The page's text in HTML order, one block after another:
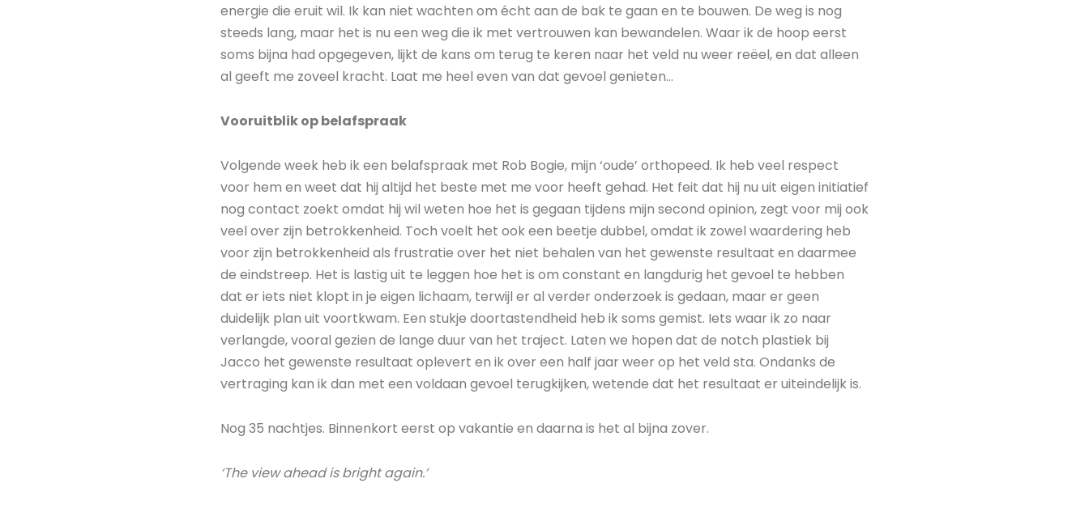
energie die eruit wil. Ik kan niet wachten om écht aan de bak te gaan en te bouwen. De weg is nog
steeds lang, maar het is nu een weg die ik met vertrouwen kan bewandelen. Waar ik de hoop eerst
soms bijna had opgegeven, lijkt de kans om terug te keren naar het veld nu weer reëel, en dat alleen
al geeft me zoveel kracht. Laat me heel even van dat gevoel genieten…
Vooruitblik op belafspraak
Volgende week heb ik een belafspraak met Rob Bogie, mijn ‘oude’ orthopeed. Ik heb veel respect
voor hem en weet dat hij altijd het beste met me voor heeft gehad. Het feit dat hij nu uit eigen initiatief
nog contact zoekt omdat hij wil weten hoe het is gegaan tijdens mijn second opinion, zegt voor mij ook
veel over zijn betrokkenheid. Toch voelt het ook een beetje dubbel, omdat ik zowel waardering heb
voor zijn betrokkenheid als frustratie over het niet behalen van het gewenste resultaat en daarmee
de eindstreep. Het is lastig uit te leggen hoe het is om constant en langdurig het gevoel te hebben
dat er iets niet klopt in je eigen lichaam, terwijl er al verder onderzoek is gedaan, maar er geen
duidelijk plan uit voortkwam. Een stukje doortastendheid heb ik soms gemist. Iets waar ik zo naar
verlangde, vooral gezien de lange duur van het traject. Laten we hopen dat de notch plastiek bij
Jacco het gewenste resultaat oplevert en ik over een half jaar weer op het veld sta. Ondanks de
vertraging kan ik dan met een voldaan gevoel terugkijken, wetende dat het resultaat er uiteindelijk is.
Nog 35 nachtjes. Binnenkort eerst op vakantie en daarna is het al bijna zover.
‘The view ahead is bright again.’